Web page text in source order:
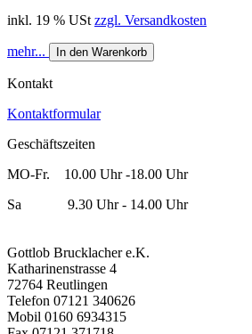
inkl. 19 % USt zzgl. Versandkosten
mehr... In den Warenkorb
Kontakt
Kontaktformular
Geschäftszeiten
MO-Fr. 10.00 Uhr -18.00 Uhr
Sa 9.30 Uhr - 14.00 Uhr
Gottlob Brucklacher e.K.
Katharinenstrasse 4
72764 Reutlingen
Telefon 07121 340626
Mobil 0160 6934315